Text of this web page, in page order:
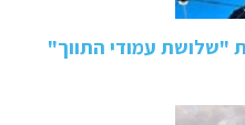
"שלושת עמודי התווך"